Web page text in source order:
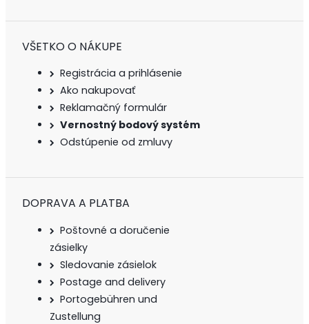
VŠETKO O NÁKUPE
Registrácia a prihlásenie
Ako nakupovať
Reklamačný formulár
Vernostný bodový systém
Odstúpenie od zmluvy
DOPRAVA A PLATBA
Poštovné a doručenie
zásielky
Sledovanie zásielok
Postage and delivery
Portogebühren und
Zustellung